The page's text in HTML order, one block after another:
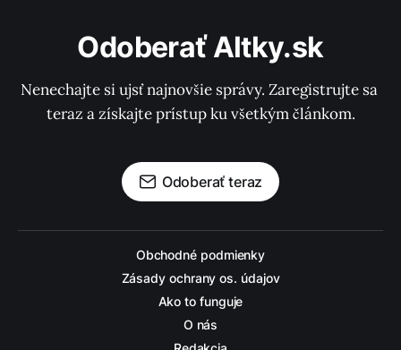
Odoberať Altky.sk
Nenechajte si ujsť najnovšie správy. Zaregistrujte sa
teraz a získajte prístup ku všetkým článkom.
Odoberať teraz
Obchodné podmienky
Zásady ochrany os. údajov
Ako to funguje
O nás